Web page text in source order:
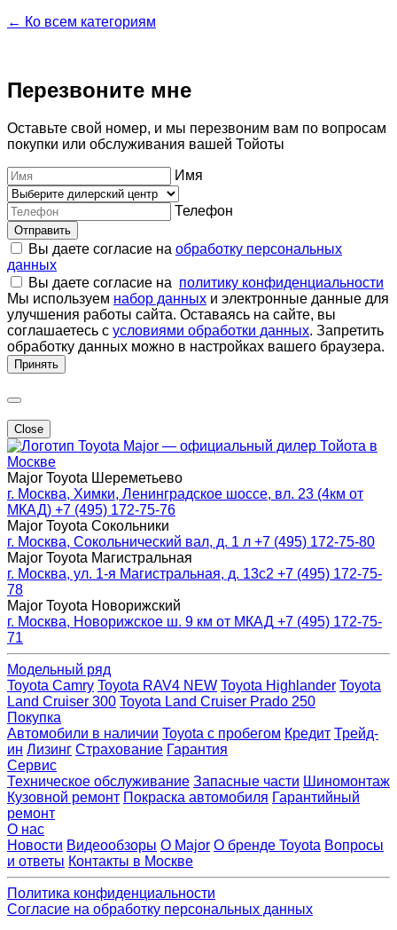
← Ко всем категориям
Перезвоните мне
Оставьте свой номер, и мы перезвоним вам по вопросам
покупки или обслуживания вашей Тойоты
Имя
Телефон
Отправить
Вы даете согласие на обработку персональных
данных
Вы даете согласие на политику конфиденциальности
Мы используем набор данных и электронные данные для
улучшения работы сайта. Оставаясь на сайте, вы
соглашаетесь с условиями обработки данных. Запретить
обработку данных можно в настройках вашего браузера.
Принять
Close
Major — официальный дилер Тойота в
Москве
Major Toyota Шереметьево
г. Москва, Химки, Ленинградское шоссе, вл. 23 (4км от
МКАД) +7 (495) 172-75-76
Major Toyota Сокольники
г. Москва, Сокольнический вал, д. 1 л +7 (495) 172-75-80
Major Toyota Магистральная
г. Москва, ул. 1-я Магистральная, д. 13с2 +7 (495) 172-75-
78
Major Toyota Новорижский
г. Москва, Новорижское ш. 9 км от МКАД +7 (495) 172-75-
71
Модельный ряд
Toyota Camry Toyota RAV4 NEW Toyota Highlander Toyota
Land Cruiser 300 Toyota Land Cruiser Prado 250
Покупка
Автомобили в наличии Toyota с пробегом Кредит Трейд-
ин Лизинг Страхование Гарантия
Сервис
Техническое обслуживание Запасные части Шиномонтаж
Кузовной ремонт Покраска автомобиля Гарантийный
ремонт
О нас
Новости Видеообзоры О Major О бренде Toyota Вопросы
и ответы Контакты в Москве
Политика конфиденциальности
Согласие на обработку персональных данных